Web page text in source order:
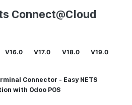
Connect@Cloud
V16.0 V17.0 V18.0 V19.0
Connector - Easy NETS
with Odoo POS